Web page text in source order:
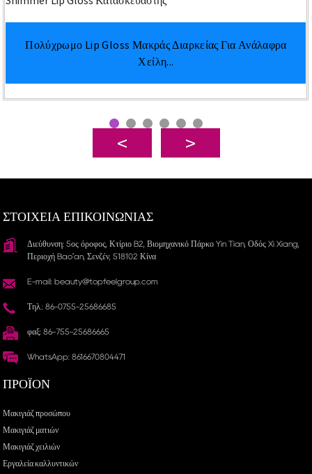
Πολύχρωμο Lip Gloss Μακράς Διαρκείας Για Ανάλαφρα
Χείλη...
ΣΤΟΙΧΕΙΑ ΕΠΙΚΟΙΝΩΝΙΑΣ
Διεύθυνση: 5ος όροφος, Κτίριο B2, Βιομηχανικό Πάρκο Yin Tian, ​​Οδός Xi Xiang,
Περιοχή Bao'an, Σενζέν, 518102 Κίνα
E-mail: beauty@topfeelgroup.com
Τηλ.: 86-0755-25686685
φαξ: 86-755-25686665
WhatsApp: 8616670804471
ΠΡΟΪΌΝ
Μακιγιάζ προσώπου
Μακιγιάζ ματιών
Μακιγιάζ χειλιών
Εργαλεία καλλυντικών